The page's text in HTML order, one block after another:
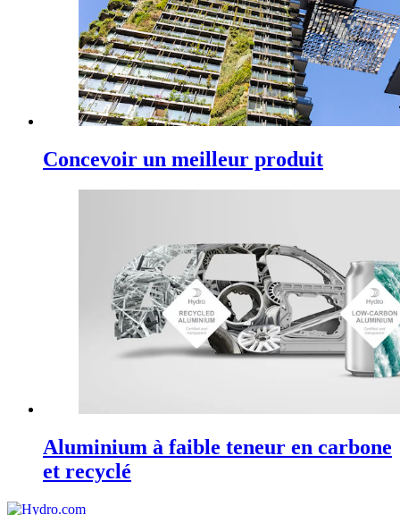
Concevoir un meilleur produit
Aluminium à faible teneur en carbone
et recyclé